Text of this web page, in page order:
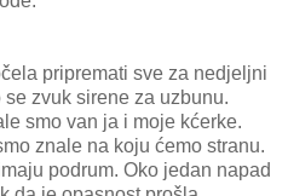
pripremati sve za nedjeljni
zvuk sirene za uzbunu.
smo van ja i moje kćerke.
znale na koju ćemo stranu.
podrum. Oko jedan napad